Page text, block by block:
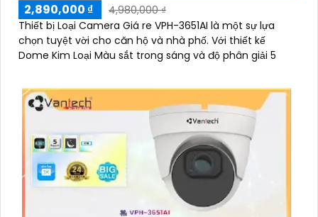
2,890,000 ₫
4,980,000 ₫
Thiết bị Loại Camera Giá re VPH-3651AI là một sự lựa
chọn tuyệt vời cho căn hộ và nhà phố. Với thiết kế
Dome Kim Loại Màu sắt trong sáng và độ phân giải 5